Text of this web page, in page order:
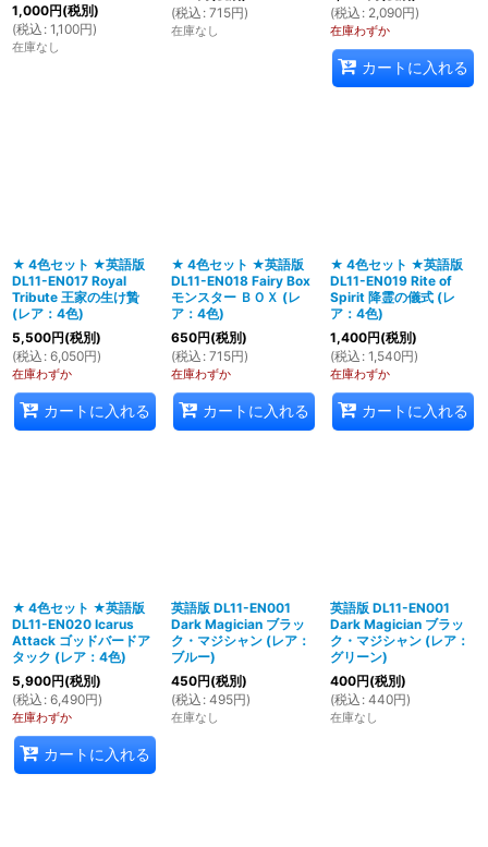
1,000円(税別)
(税込 : 1,100円)
在庫なし
(税込 : 715円)
在庫なし
(税込 : 2,090円)
在庫わずか
カートに入れる
★ 4色セット ★英語版
DL11-EN017 Royal
Tribute 王家の生け贄
(レア：4色)
5,500円(税別)
(税込 : 6,050円)
在庫わずか
カートに入れる
★ 4色セット ★英語版
DL11-EN018 Fairy Box
モンスター ＢＯＸ (レ
ア：4色)
650円(税別)
(税込 : 715円)
在庫わずか
カートに入れる
★ 4色セット ★英語版
DL11-EN019 Rite of
Spirit 降霊の儀式 (レ
ア：4色)
1,400円(税別)
(税込 : 1,540円)
在庫わずか
カートに入れる
★ 4色セット ★英語版
DL11-EN020 Icarus
Attack ゴッドバードア
タック (レア：4色)
5,900円(税別)
(税込 : 6,490円)
在庫わずか
カートに入れる
英語版 DL11-EN001
Dark Magician ブラッ
ク・マジシャン (レア：
ブルー)
450円(税別)
(税込 : 495円)
在庫なし
英語版 DL11-EN001
Dark Magician ブラッ
ク・マジシャン (レア：
グリーン)
400円(税別)
(税込 : 440円)
在庫なし